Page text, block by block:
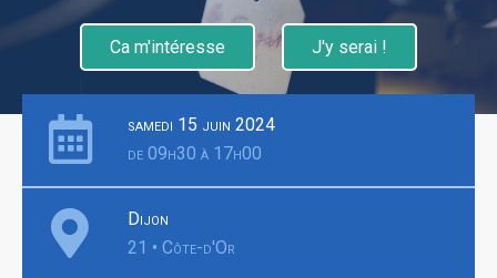
Ca m'intéresse J'y serai !
samedi 15 juin 2024
de 09h30 à 17h00
Dijon
21 • Côte-d'Or